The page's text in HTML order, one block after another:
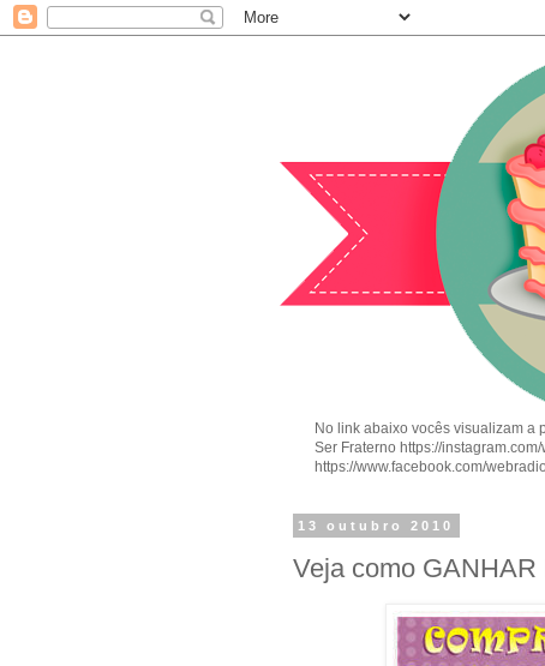
No link abaixo vocês visualizam a
Ser Fraterno https://
https://www.facebook.com/
13 outubro 2010
Veja como